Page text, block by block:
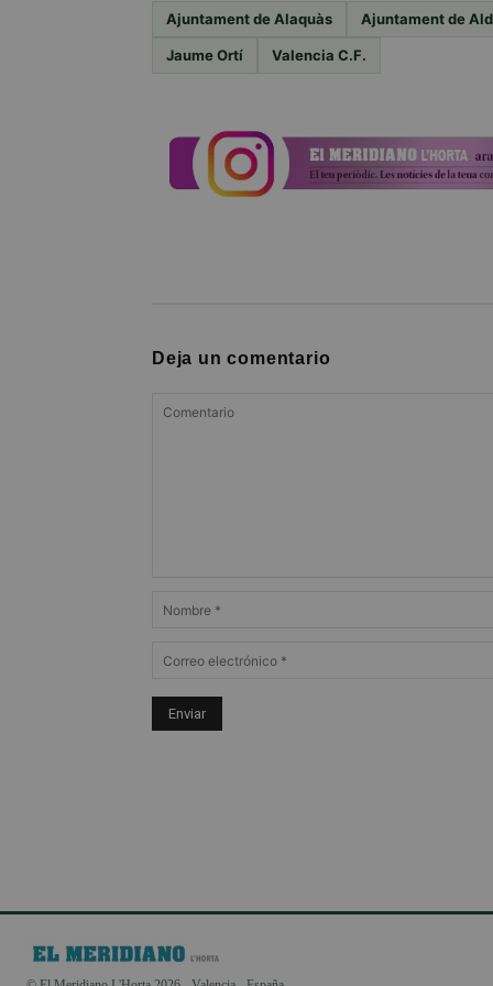
Ajuntament de Alaquàs Ajuntament de
Jaume Ortí Valencia C.F.
Deja un comentario